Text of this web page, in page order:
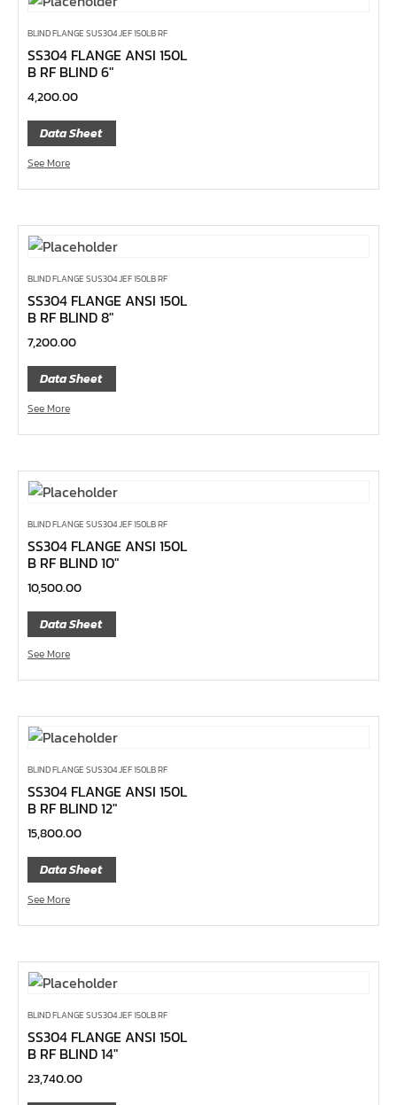
ด้ามฟรี ด้ามเรียบ คอพับ
ด้ามฟรี ด้ามเหล็ก คอพับ
ด้ามฟรี หัวเล็ก ด้ามยาง กดปุ่ม 1/4", 3/8", 1/2"
ด้ามฟรี หัวเล็ก ด้ามเรียบ กดปุ่ม 1/4", 3/8", 1/2"
ด้ามฟรี หัวเล็ก ด้ามเหล็ก กดปุ่ม 1/4", 3/8", 1/2"
ด้ามฟรี หัวเล็ก ด้ามเรียบ 1/4", 3/8", 1/2"
ด้ามฟรี หัวเล็ก ด้ามเหล็ก 1/4", 3/8", 1/2"
ด้ามฟรีสั้น 1/4", 3/8", 1/2"
ด้ามฟรี ด้ามยาง 1/4", 3/8", 1/2"
ด้ามฟรี ด้ามเหล็ก 1/4", 3/8", 1/2", 1"
บ๊อกซ์เดือยโผล่ ท๊อกซ์ พลัส 5 แฉก
บ๊อกซ์เดือยโผล่ ท๊อกซ์ พลัส, ท๊อกซ์ RibeCV
บ๊อกซ์เดือยโผล่ ท๊อกซ์, ท๊อกซ์มีรู
บ๊อกซ์เดือยโผล่ 12 แฉก, บ๊อกซ์เดือยโผล่ 12 เหลี่ยม
บ๊อกซ์เดือยโผล่ หกเหลี่ยม,บ๊อกซ์เดือยโผล่ หกเหลี่ยมหัว
บอล
บ๊อกซ์เดือยโผล่ แฉก
ประแจตะขอ
ประแจ L 12 แฉก
ประแจ L ท๊อกซ์
ประแจ L หกเหลี่ยม
เหล็กตอก
เหล็กสกัด
เหล็กส่ง
ค้อนพลาสติก
ค้อนช่างทอง
คีมตัดสายเคเบิ้ล
คีมย้ำสายไฟ
คีมล๊อค
BLIND FLANGE SUS304 JEF 150LB RF
SS304 FLANGE ANSI 150L
B RF BLIND 6″
4,200.00
Data Sheet
See More
BLIND FLANGE SUS304 JEF 150LB RF
SS304 FLANGE ANSI 150L
B RF BLIND 8″
7,200.00
Data Sheet
See More
BLIND FLANGE SUS304 JEF 150LB RF
SS304 FLANGE ANSI 150L
B RF BLIND 10″
10,500.00
Data Sheet
See More
BLIND FLANGE SUS304 JEF 150LB RF
SS304 FLANGE ANSI 150L
B RF BLIND 12″
15,800.00
Data Sheet
See More
BLIND FLANGE SUS304 JEF 150LB RF
SS304 FLANGE ANSI 150L
B RF BLIND 14″
23,740.00